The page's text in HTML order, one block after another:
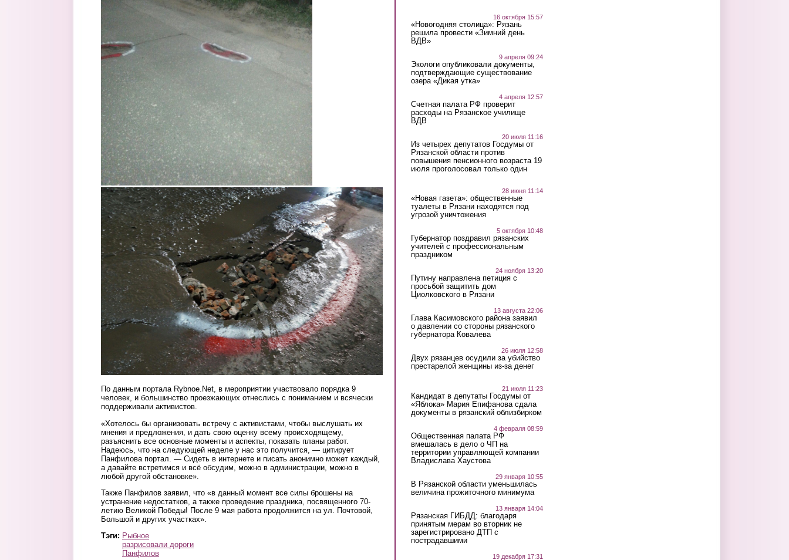
5.jpg
По данным портала Rybnoe.Net, в мероприятии участвовало порядка 9
человек, и большинство проезжающих отнеслись с пониманием и всячески
поддерживали активистов.
«Хотелось бы организовать встречу с активистами, чтобы выслушать их
мнения и предложения, и дать свою оценку всему происходящему,
разъяснить все основные моменты и аспекты, показать планы работ.
Надеюсь, что на следующей неделе у нас это получится, — цитирует
Панфилова портал. — Сидеть в интернете и писать анонимно может каждый,
а давайте встретимся и всё обсудим, можно в администрации, можно в
любой другой обстановке».
Также Панфилов заявил, что «в данный момент все силы брошены на
устранение недостатков, а также проведение праздника, посвященного 70-
летию Великой Победы! После 9 мая работа продолжится на ул. Почтовой,
Большой и других участках».
Тэги: Рыбное
разрисовали дороги
Панфилов
16 октября 15:57
«Новогодняя столица»: Рязань
решила провести «Зимний день
ВДВ»
9 апреля 09:24
Экологи опубликовали документы,
подтверждающие существование
озера «Дикая утка»
4 апреля 12:57
Счетная палата РФ проверит
расходы на Рязанское училище
ВДВ
20 июля 11:16
Из четырех депутатов Госдумы от
Рязанской области против
повышения пенсионного возраста 19
июля проголосовал только один
28 июня 11:14
«Новая газета»: общественные
туалеты в Рязани находятся под
угрозой уничтожения
5 октября 10:48
Губернатор поздравил рязанских
учителей с профессиональным
праздником
24 ноября 13:20
Путину направлена петиция с
просьбой защитить дом
Циолковского в Рязани
13 августа 22:06
Глава Касимовского района заявил
о давлении со стороны рязанского
губернатора Ковалева
26 июля 12:58
Двух рязанцев осудили за убийство
престарелой женщины из-за денег
21 июля 11:23
Кандидат в депутаты Госдумы от
«Яблока» Мария Епифанова сдала
документы в рязанский облизбирком
4 февраля 08:59
Общественная палата РФ
вмешалась в дело о ЧП на
территории управляющей компании
Владислава Хаустова
29 января 10:55
В Рязанской области уменьшилась
величина прожиточного минимума
13 января 14:04
Рязанская ГИБДД: благодаря
принятым мерам во вторник не
зарегистрировано ДТП с
пострадавшими
19 декабря 17:31